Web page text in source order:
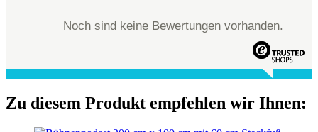
Noch sind keine Bewertungen vorhanden.
Zu diesem Produkt empfehlen wir Ihnen: